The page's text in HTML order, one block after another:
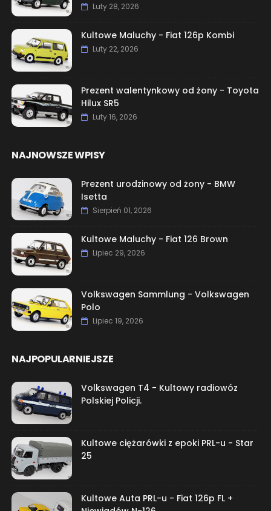
Luty 28, 2026
Kultowe Maluchy - Fiat 126p Kombi
Luty 22, 2026
Prezent walentynkowy od żony - Toyota
Hilux SR5
Luty 16, 2026
NAJNOWSZE WPISY
Prezent urodzinowy od żony - BMW
Isetta
Sierpień 01, 2026
Kultowe Maluchy - Fiat 126 Brown
Lipiec 29, 2026
Volkswagen Sammlung - Volkswagen
Polo
Lipiec 19, 2026
NAJPOPULARNIEJSZE
Volkswagen T4 - Kultowy radiowóz
Polskiej Policji.
Kultowe ciężarówki z epoki PRL-u - Star
25
Kultowe Auta PRL-u - Fiat 126p FL +